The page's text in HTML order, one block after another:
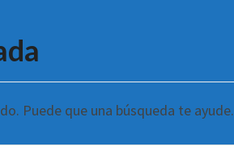
Puede que una búsqueda te ayude.